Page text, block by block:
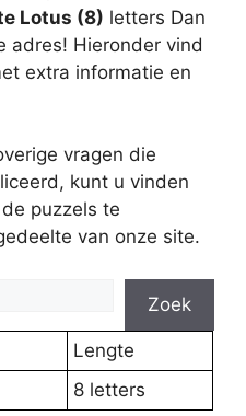
Lotus (8) letters Dan
adres! Hieronder vind
extra informatie en
vragen die
kunt u vinden
puzzels te
van onze site.
Zoek
Lengte
8 letters